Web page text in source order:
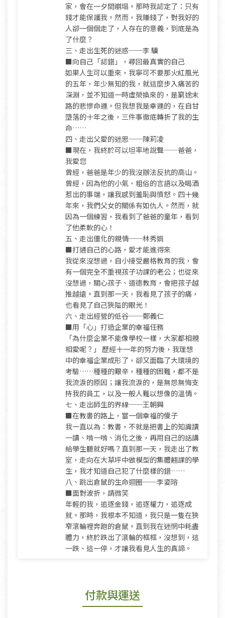
家，會在一夕間崩塌。那時我認定了：只有
錢才能保護我。然而，我賺錢了，對我好的
人卻一個個走了，人存在的意義，到底是為
了什麼？
三、走出生死的迷惑──李 驥
■向自己「認錯」，尋回最真實的自己
如果人生可以重來，我寧可不要那火紅風光
的五年，年少無知的我，就這麼步入痛苦的
深淵，並不知道一時虛榮換來的，是窮途末
路的悲慘命運。但我想我是幸運的，在自甘
墮落的十年之後，三件事徹底轉折了我的生
命……
四、走出父愛的迷思──陳莉凌
■現在，我終於可以坦率地說聲——爸爸，
我愛您
曾經，爸爸是年少的我沒辦法反抗的高山。
曾經，因為他的小氣、粗俗的言語以及喝酒
惹出的事端，讓我感到羞恥與憤怒。四十幾
年來，我們父女的關係有如仇人。然而，就
因為一個練習，我看到了爸爸的童年，看到
了他柔軟的心！
五、走出僵化的親情──林秀娟
■打通自己的心路，愛才能進得來
我從來沒想過，自小接受嚴格教育的我，會
有一個完全不重視孩子功課的老公；也從來
沒想過，關心孩子、道德教育，會把孩子越
推越遠。直到那一天，我看見了孩子的痛，
也看見了自己狹隘的眼光！
六、走出經營的低谷──鄭義仁
■用「心」打造企業的幸福任務
「為什麼企業不能像學校一樣，大家都相親
相愛呢？」 歷經十一年的努力後，我理想
中的幸福企業成形了，卻又面臨了大環境的
考驗……種種的艱辛，種種的困難，都不是
我流淚的原因；讓我流淚的，是無怨無悔支
持我的員工，以及一般人難以想像的溫情。
七、走出師生的界線──王朝興
■在教書的路上，當一個幸福的傻子
我一直以為：教書，不就是把書上的知識讀
一讀、啃一啃、消化之後，再用自己的話講
給學生聽就好嗎？直到那一天，我走出了教
室，走向在大草坪中做模型的集體翹課的學
生，我才知道自己犯了什麼樣的錯……
八、跳出倉鼠的生命迴圈──李姿瑢
■面對波折，請微笑
年輕的我，追逐金錢，追逐權力，追逐成
就。那時，我根本不知道，我只是一隻在狹
窄滾輪裡奔跑的倉鼠。直到我在迷惘中耗盡
體力，終於跌出了滾輪的框框，沒想到，這
一跌、這一停，才讓我看見人生的真諦。
付款與運送